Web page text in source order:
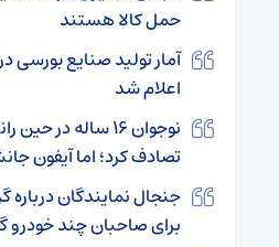
حمل کالا هستند
آمار تولید صنایع
اعلام شد
نوجوان ۱۶ ساله در
تصادف کرد؛ اما آیفون
جنجال نمایندگان درباره
برای صاحبان چند خودرو